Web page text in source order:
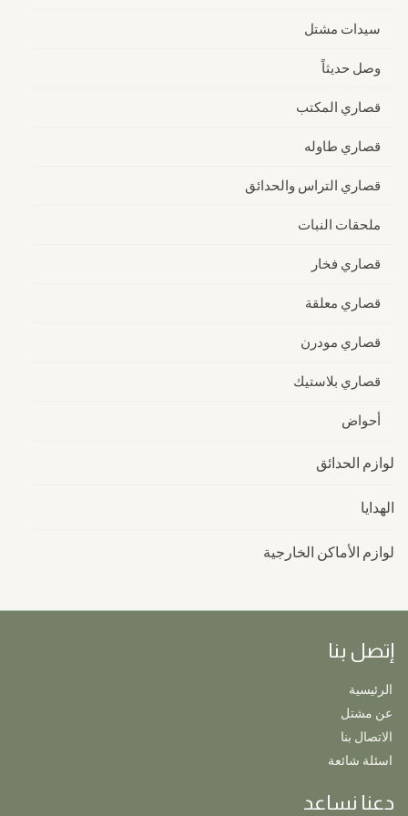
سيدات مشتل
وصل حديثاً
قصاري المكتب
قصاري طاوله
قصاري التراس والحدائق
ملحقات النبات
قصاري فخار
قصاري معلقة
قصاري مودرن
قصاري بلاستيك
أحواض
لوازم الحدائق
الهدايا
لوازم الأماكن الخارجية
إتصل بنا
الرئيسية
عن مشتل
الاتصال بنا
اسئلة شائعة
دعنا نساعد